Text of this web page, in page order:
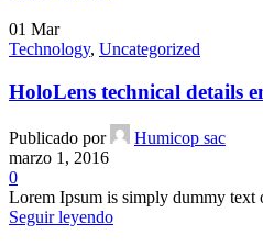
01 Mar
Technology, Uncategorized
HoloLens technical details
Publicado por
Humicop sac
marzo 1, 2016
0
Lorem Ipsum is simply dummy text
Seguir leyendo